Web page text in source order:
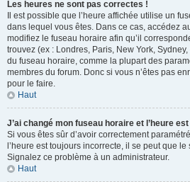
Les heures ne sont pas correctes !
Il est possible que l’heure affichée utilise un
dans lequel vous êtes. Dans ce cas, accédez
modifiez le fuseau horaire afin qu’il
trouvez (ex : Londres, Paris, New York,
du fuseau horaire, comme la plupart des
membres du forum. Donc si vous n’êtes pas
pour le faire.
Haut
J’ai changé mon fuseau horaire et l’heure
Si vous êtes sûr d’avoir correctement
l’heure est toujours incorrecte, il se peut que
Signalez ce problème à un administrateur.
Haut